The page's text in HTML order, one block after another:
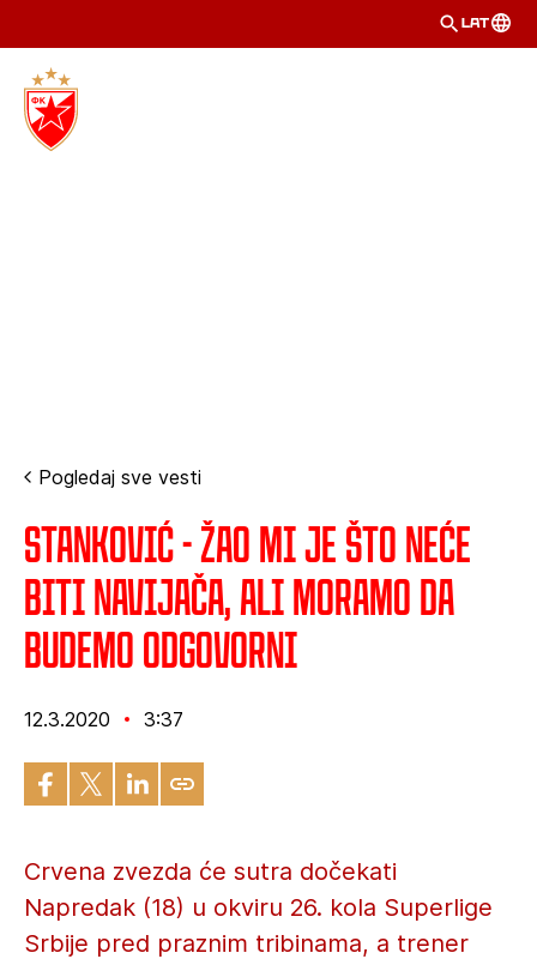
LAT
Pogledaj sve vesti
Stanković - Žao mi je što neće
biti navijača, ali moramo da
budemo odgovorni
12.3.2020 3:37
Crvena zvezda će sutra dočekati
Napredak (18) u okviru 26. kola Superlige
Srbije pred praznim tribinama, a trener